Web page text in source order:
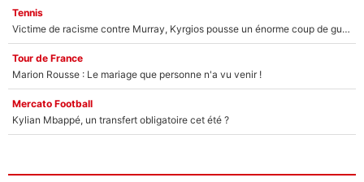
Tennis
Victime de racisme contre Murray, Kyrgios pousse un énorme coup de gueule !
Tour de France
Marion Rousse : Le mariage que personne n'a vu venir !
Mercato Football
Kylian Mbappé, un transfert obligatoire cet été ?